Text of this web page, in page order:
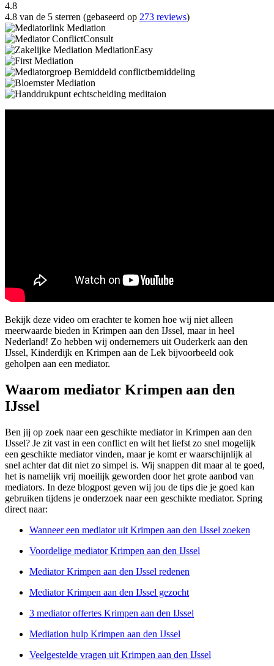
4.8
4.8 van de 5 sterren (gebaseerd op 273 reviews)
Bekijk deze video om erachter te komen hoe wij niet alleen
meerwaarde bieden in Krimpen aan den IJssel, maar in heel
Nederland! Zo hebben wij ondernemers uit Ouderkerk aan den
IJssel, Kinderdijk en Krimpen aan de Lek bijvoorbeeld ook
geholpen aan een mediator.
Waarom mediator Krimpen aan den
IJssel
Ben jij op zoek naar een geschikte mediator in Krimpen aan den
IJssel? Je zit vast in een conflict en wilt het liefst zo snel mogelijk
een geschikte mediator vinden, maar je komt er waarschijnlijk al
snel achter dat dit niet zo simpel is. Wij snappen dit maar al te goed,
het is namelijk vrij moeilijk geworden door het grote aanbod van
mediators. In deze blogpost geven wij jou de tips die je goed kan
gebruiken tijdens je onderzoek naar een geschikte mediator. Spring
direct naar:
Wanneer een mediator uit Krimpen aan den IJssel zoeken
Voordelige mediator Krimpen aan den IJssel
Mediator Krimpen aan den IJssel redenen
Mediator Krimpen aan den IJssel gezocht
3 mediator offertes Krimpen aan den IJssel
Mediation hulp Krimpen aan den IJssel
Veelgestelde vragen uit Krimpen aan den IJssel